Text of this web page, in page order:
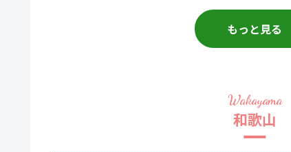
もっと見る
和歌山